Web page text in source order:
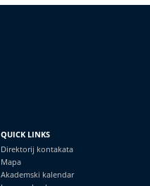
QUICK LINKS
Direktorij kontakata
Mapa
Akademski kalendar